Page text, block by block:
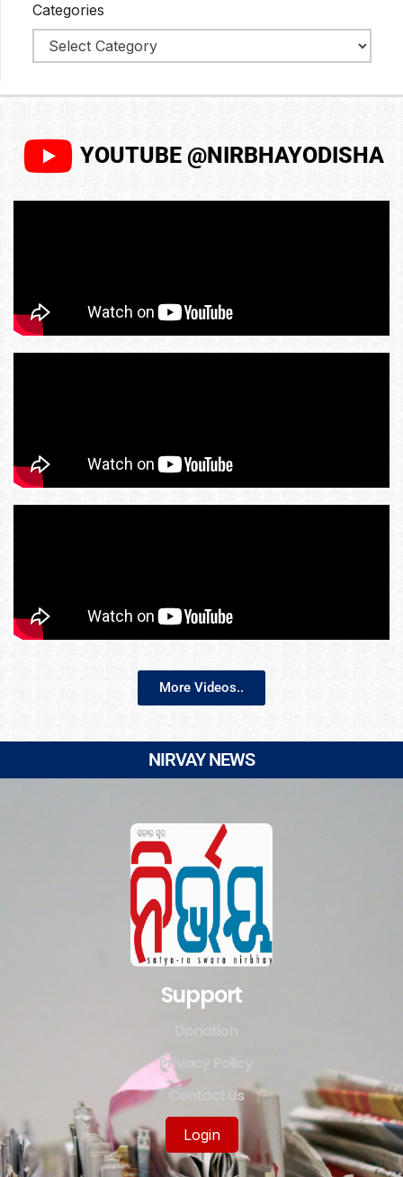
Categories
YOUTUBE @NIRBHAYODISHA
More Videos..
NIRVAY NEWS
Support
Privacy Policy
Contact Us
Login